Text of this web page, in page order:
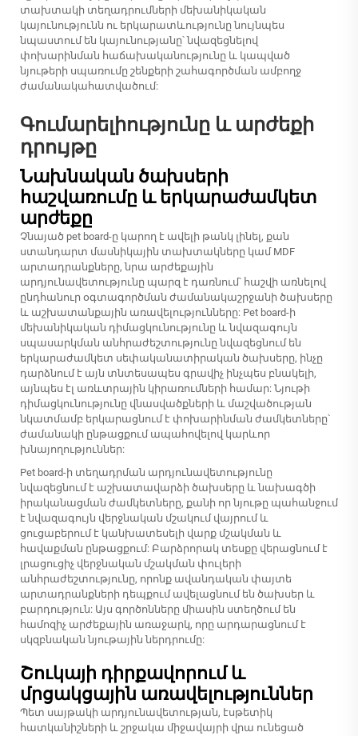
տախտակի տեղադրումների մեխանիկական
կայունությունն ու երկարատևությունը նույնպես
նպաստում են կայունությանը՝ նվազեցնելով
փոխարինման հաճախականությունը և կապված
նյութերի սպառումը շենքերի շահագործման ամբողջ
ժամանակահատվածում:
Գումարելիությունը և արժեքի
դրույթը
Նախնական ծախսերի
հաշվառումը և երկարաժամկետ
արժեքը
Չնայած pet board-ը կարող է ավելի թանկ լինել, քան
ստանդարտ մասնիկային տախտակները կամ MDF
արտադրանքները, նրա արժեքային
արդյունավետությունը պարզ է դառնում՝ հաշվի առնելով
ընդհանուր օգտագործման ժամանակաշրջանի ծախսերը
և աշխատանքային առավելությունները: Pet board-ի
մեխանիկական դիմացկունությունը և նվազագույն
սպասարկման անհրաժեշտությունը նվազեցնում են
երկարաժամկետ սեփականատիրական ծախսերը, ինչը
դարձնում է այն տնտեսապես գրավիչ ինչպես բնակելի,
այնպես էլ առևտրային կիրառումների համար: Նյութի
դիմացկունությունը վնասվածքների և մաշվածության
նկատմամբ երկարացնում է փոխարինման ժամկետները՝
ժամանակի ընթացքում ապահովելով կարևոր
խնայողություններ:
Pet board-ի տեղադրման արդյունավետությունը
նվազեցնում է աշխատավարձի ծախսերը և նախագծի
իրականացման ժամկետները, քանի որ նյութը պահանջում
է նվազագույն վերջնական մշակում վայրում և
ցուցաբերում է կանխատեսելի վարք մշակման և
հավաքման ընթացքում: Բարձրորակ տեսքը վերացնում է
լրացուցիչ վերջնական մշակման փուլերի
անհրաժեշտությունը, որոնք ավանդական փայտե
արտադրանքների դեպքում ավելացնում են ծախսեր և
բարդություն: Այս գործոնները միասին ստեղծում են
համոզիչ արժեքային առաջարկ, որը արդարացնում է
սկզբնական նյութային ներդրումը:
Շուկայի դիրքավորում և
մրցակցային առավելություններ
Պետ սայթակի արդյունավետության, էսթետիկ
հատկանիշների և շրջակա միջավայրի վրա ունեցած